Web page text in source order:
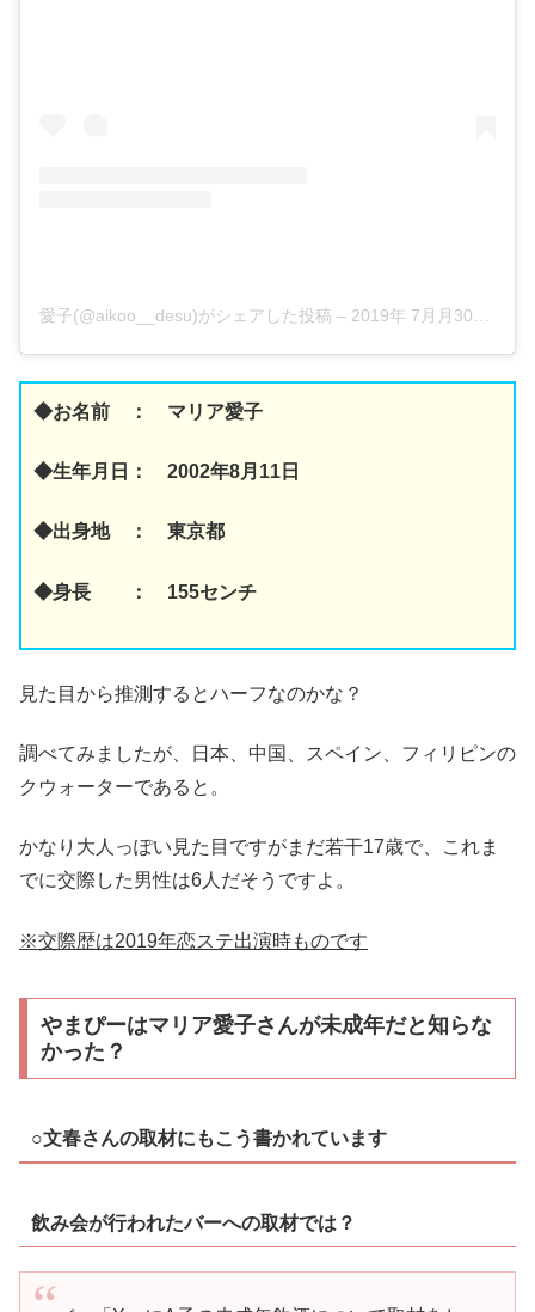
愛子(@aikoo__desu)がシェアした投稿 – 2019年 7月月30日午前4時56分PDT
◆お名前 ： マリア愛子
◆生年月日： 2002年8月11日
◆出身地 ： 東京都
◆身長 ： 155センチ
見た目から推測するとハーフなのかな？
調べてみましたが、日本、中国、スペイン、フィリピンの
クウォーターであると。
かなり大人っぽい見た目ですがまだ若干17歳で、これま
でに交際した男性は6人だそうですよ。
※交際歴は2019年恋ステ出演時ものです
やまぴーはマリア愛子さんが未成年だと知らな
かった？
○文春さんの取材にもこう書かれています
飲み会が行われたバーへの取材では？